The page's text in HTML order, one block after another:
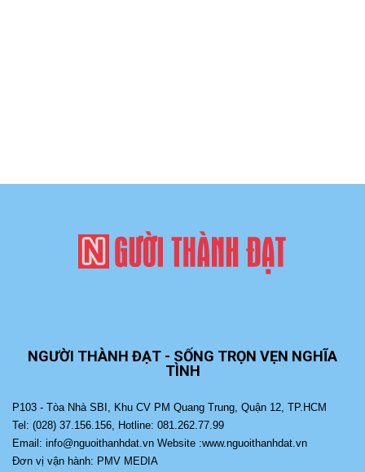
NGƯỜI THÀNH ĐẠT - SỐNG TRỌN VẸN NGHĨA
TÌNH
P103 - Tòa Nhà SBI, Khu CV PM Quang Trung, Quận 12, TP.HCM
Tel: (028) 37.156.156, Hotline: 081.262.77.99
Email: info@nguoithanhdat.vn Website :www.nguoithanhdat.vn
Đơn vị vận hành: PMV MEDIA